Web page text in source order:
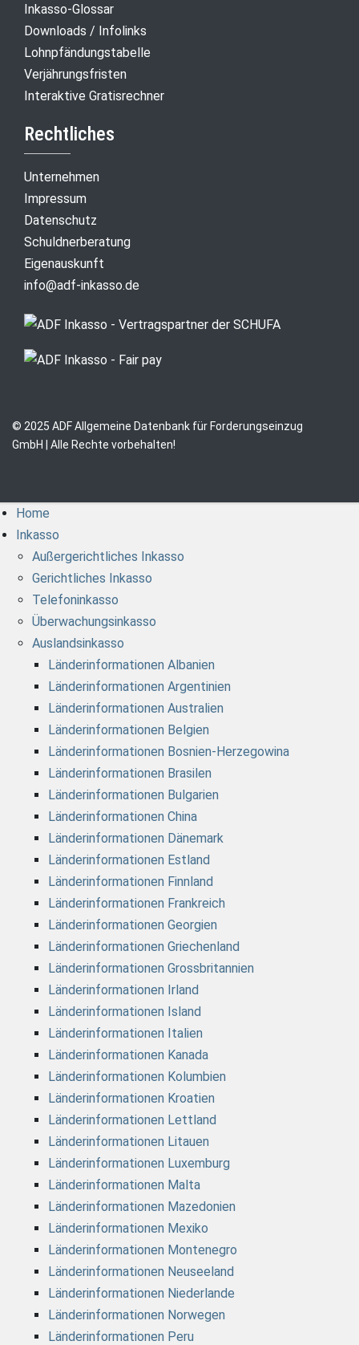
Inkasso-Glossar
Downloads / Infolinks
Lohnpfändungstabelle
Verjährungsfristen
Interaktive Gratisrechner
Rechtliches
Unternehmen
Impressum
Datenschutz
Schuldnerberatung
Eigenauskunft
info@adf-inkasso.de
© 2025 ADF Allgemeine Datenbank für Forderungseinzug
GmbH | Alle Rechte vorbehalten!
Home
Inkasso
Außergerichtliches Inkasso
Gerichtliches Inkasso
Telefoninkasso
Überwachungsinkasso
Auslandsinkasso
Länderinformationen Albanien
Länderinformationen Argentinien
Länderinformationen Australien
Länderinformationen Belgien
Länderinformationen Bosnien-Herzegowina
Länderinformationen Brasilen
Länderinformationen Bulgarien
Länderinformationen China
Länderinformationen Dänemark
Länderinformationen Estland
Länderinformationen Finnland
Länderinformationen Frankreich
Länderinformationen Georgien
Länderinformationen Griechenland
Länderinformationen Grossbritannien
Länderinformationen Irland
Länderinformationen Island
Länderinformationen Italien
Länderinformationen Kanada
Länderinformationen Kolumbien
Länderinformationen Kroatien
Länderinformationen Lettland
Länderinformationen Litauen
Länderinformationen Luxemburg
Länderinformationen Malta
Länderinformationen Mazedonien
Länderinformationen Mexiko
Länderinformationen Montenegro
Länderinformationen Neuseeland
Länderinformationen Niederlande
Länderinformationen Norwegen
Länderinformationen Peru